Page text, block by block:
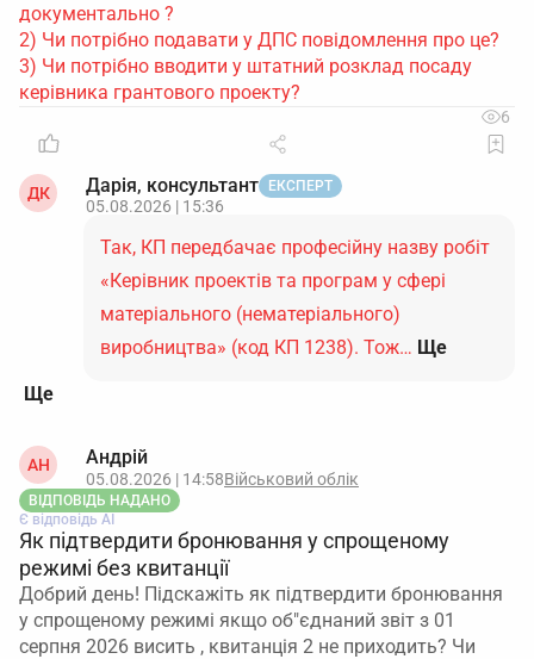
документально ?
2) Чи потрібно подавати у ДПС повідомлення про це?
3) Чи потрібно вводити у штатний розклад посаду
керівника грантового проекту?
6
ДК Дарія, консультант ЕКСПЕРТ
05.08.2026 | 15:36
Так, КП передбачає професійну назву робіт
«Керівник проектів та програм у сфері
матеріального (нематеріального)
виробництва» (код КП 1238). Тож… Ще
АН Андрій
05.08.2026 | 14:58Військовий облік
ВІДПОВІДЬ НАДАНО
Є відповідь АІ
Як підтвердити бронювання у спрощеному
режимі без квитанції
Добрий день! Підскажіть як підтвердити бронювання
у спрощеному режимі якщо об"єднаний звіт з 01
серпня 2026 висить , квитанція 2 не приходить? Чи